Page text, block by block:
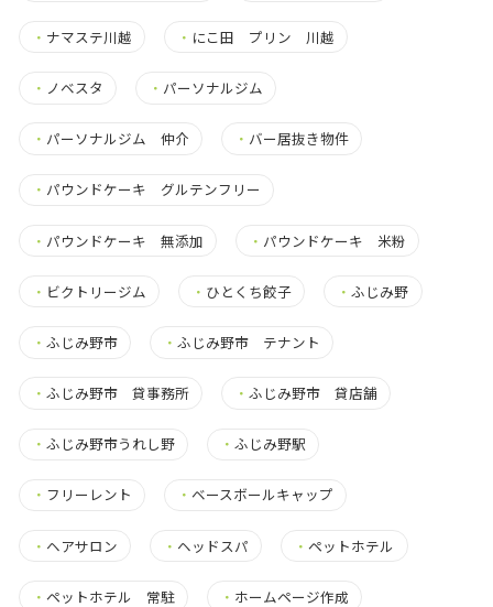
・ ナマステ川越 ・ にこ田 プリン 川越
・ ノベスタ ・ パーソナルジム
・ パーソナルジム 仲介 ・ バー居抜き物件
・ パウンドケーキ グルテンフリー
・ パウンドケーキ 無添加 ・ パウンドケーキ 米粉
・ ビクトリージム ・ ひとくち餃子 ・ふじみ野
・ ふじみ野市 ・ふじみ野市 テナント
・ ふじみ野市 貸事務所 ・ふじみ野市 貸店舗
・ ふじみ野市うれし野 ・ふじみ野駅
・ フリーレント ・ ベースボールキャップ
・ ヘアサロン ・ ヘッドスパ ・ペットホテル
・ ペットホテル 常駐 ・ ホームページ作成